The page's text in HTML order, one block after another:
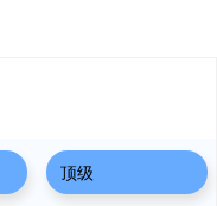
顶级